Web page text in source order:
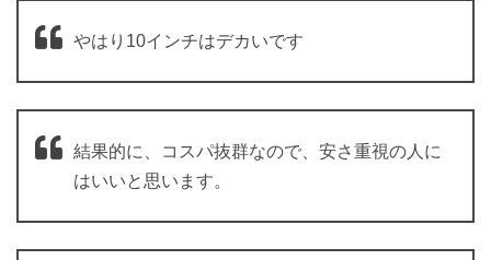
やはり10インチはデカいです
結果的に、コスパ抜群なので、安さ重視の人に
はいいと思います。